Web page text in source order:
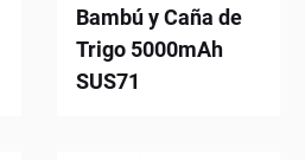
Bambú y Caña de
Trigo 5000mAh
SUS71